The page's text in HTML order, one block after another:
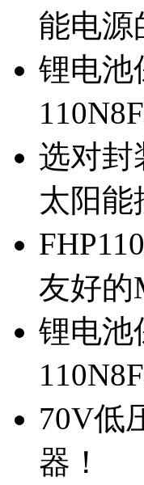
能电源
锂电池
选对封
太阳能
友好的
锂电池
70V低
器！